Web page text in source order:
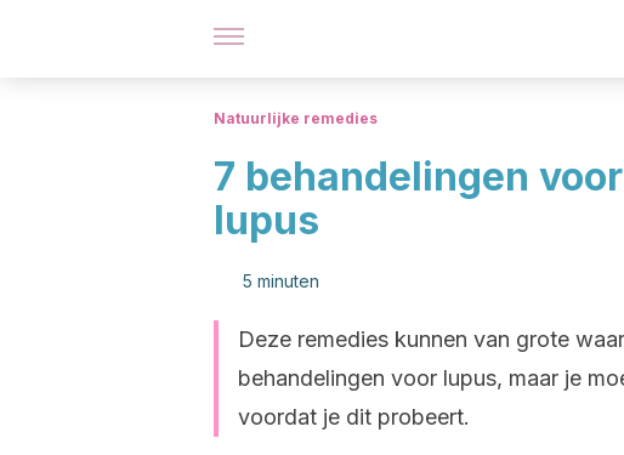
Natuurlijke remedies
7 behandelingen
lupus
5 minuten
Deze remedies kunnen van grote
behandelingen voor lupus, maar je
voordat je dit probeert.